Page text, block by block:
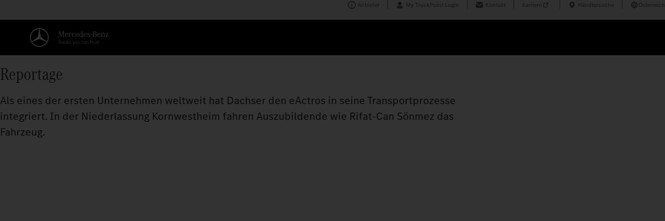
Anbieter My TruckPoint Login Kontakt Karriere Händlersuche Österreich
Reportage
Als eines der ersten Unternehmen weltweit hat Dachser den eActros in seine Transportprozesse
integriert. In der Niederlassung Kornwestheim fahren Auszubildende wie Rifat-Can Sönmez das
Fahrzeug.